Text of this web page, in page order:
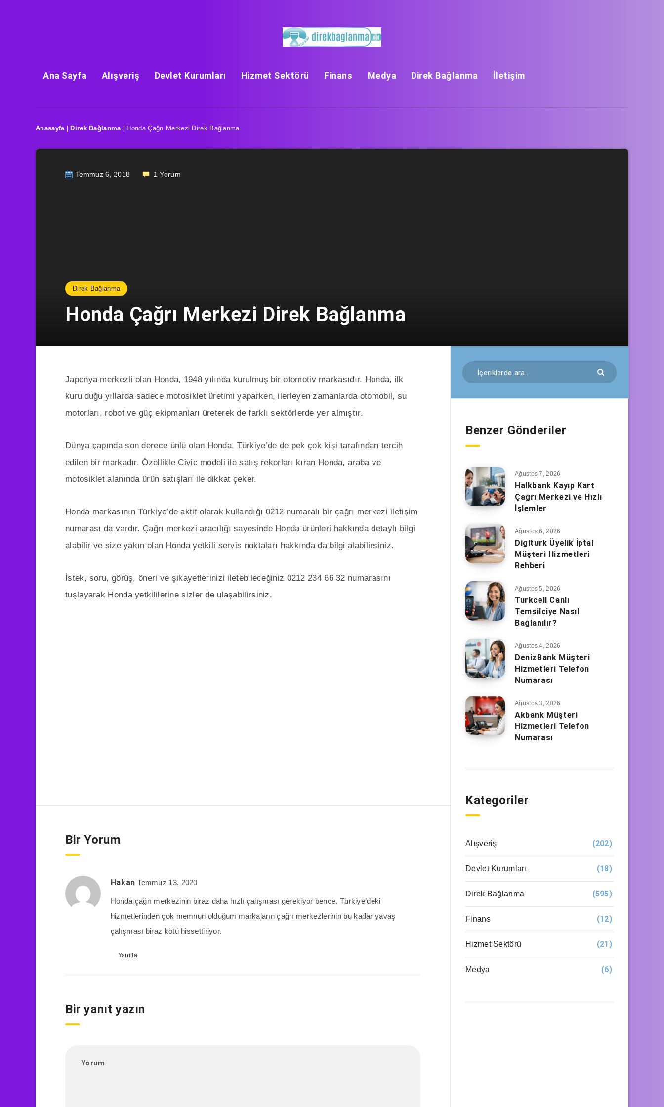
Ana Sayfa Alışveriş Devlet Kurumları Hizmet Sektörü Finans Medya Direk Bağlanma İletişim
Anasayfa| Direk Bağlanma| Honda Çağrı Merkezi Direk Bağlanma
Temmuz 6, 2018 1 Yorum
Direk Bağlanma
Honda Çağrı Merkezi Direk Bağlanma
Japonya merkezli olan Honda, 1948 yılında kurulmuş bir otomotiv markasıdır. Honda, ilk
kurulduğu yıllarda sadece motosiklet üretimi yaparken, ilerleyen zamanlarda otomobil, su
motorları, robot ve güç ekipmanları üreterek de farklı sektörlerde yer almıştır.
Dünya çapında son derece ünlü olan Honda, Türkiye’de de pek çok kişi tarafından tercih
edilen bir markadır. Özellikle Civic modeli ile satış rekorları kıran Honda, araba ve
motosiklet alanında ürün satışları ile dikkat çeker.
Honda markasının Türkiye’de aktif olarak kullandığı 0212 numaralı bir çağrı merkezi iletişim
numarası da vardır. Çağrı merkezi aracılığı sayesinde Honda ürünleri hakkında detaylı bilgi
alabilir ve size yakın olan Honda yetkili servis noktaları hakkında da bilgi alabilirsiniz.
İstek, soru, görüş, öneri ve şikayetlerinizi iletebileceğiniz 0212 234 66 32 numarasını
tuşlayarak Honda yetkililerine sizler de ulaşabilirsiniz.
Bir Yorum
Hakan Temmuz 13, 2020
Honda çağrı merkezinin biraz daha hızlı çalışması gerekiyor bence. Türkiye’deki
hizmetlerinden çok memnun olduğum markaların çağrı merkezlerinin bu kadar yavaş
çalışması biraz kötü hissettiriyor.
Yanıtla
Bir yanıt yazın
Benzer Gönderiler
Ağustos 7, 2026
Halkbank Kayıp Kart
Çağrı Merkezi ve Hızlı
İşlemler
Ağustos 6, 2026
Digiturk Üyelik İptal
Müşteri Hizmetleri
Rehberi
Ağustos 5, 2026
Turkcell Canlı
Temsilciye Nasıl
Bağlanılır?
Ağustos 4, 2026
DenizBank Müşteri
Hizmetleri Telefon
Numarası
Ağustos 3, 2026
Akbank Müşteri
Hizmetleri Telefon
Numarası
Kategoriler
Alışveriş (202)
Devlet Kurumları (18)
Direk Bağlanma (595)
Finans (12)
Hizmet Sektörü (21)
Medya (6)